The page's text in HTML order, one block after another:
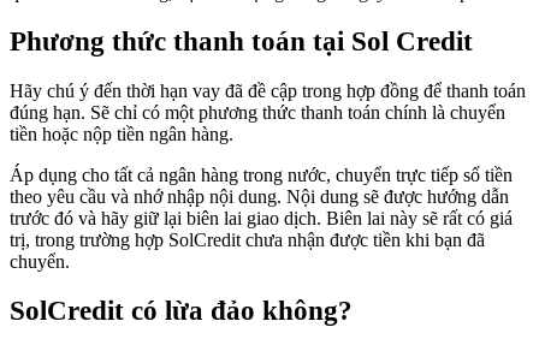
Phương thức thanh toán tại Sol Credit
Hãy chú ý đến thời hạn vay đã đề cập trong hợp đồng để thanh toán
đúng hạn. Sẽ chỉ có một phương thức thanh toán chính là chuyển
tiền hoặc nộp tiền ngân hàng.
Áp dụng cho tất cả ngân hàng trong nước, chuyển trực tiếp số tiền
theo yêu cầu và nhớ nhập nội dung. Nội dung sẽ được hướng dẫn
trước đó và hãy giữ lại biên lai giao dịch. Biên lai này sẽ rất có giá
trị, trong trường hợp SolCredit chưa nhận được tiền khi bạn đã
chuyển.
SolCredit có lừa đảo không?